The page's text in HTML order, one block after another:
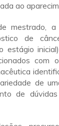
ao
mestrado,
de
estágio
com
de
de